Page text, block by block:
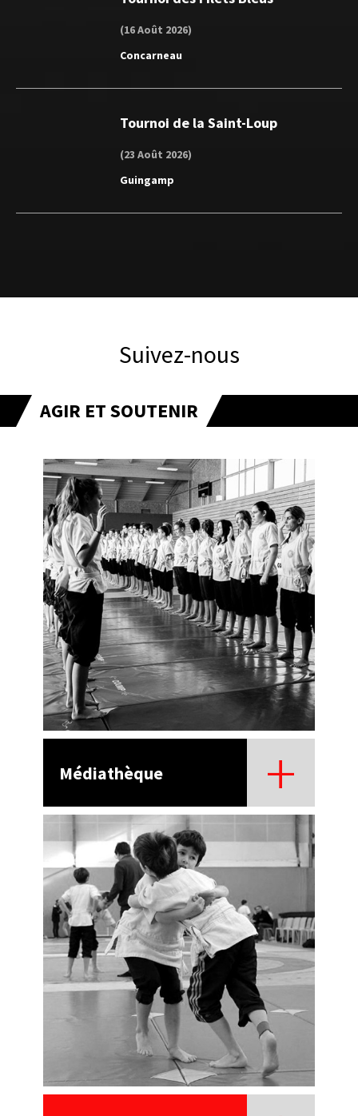
(16 Août 2026)
Concarneau
Tournoi de la Saint-Loup
(23 Août 2026)
Guingamp
Suivez-nous
AGIR ET SOUTENIR
Médiathèque